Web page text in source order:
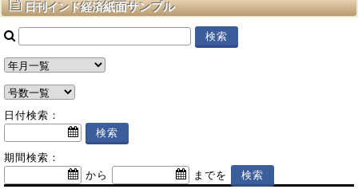
日刊インド経済紙面サンプル
日付検索：
期間検索：
から
までを